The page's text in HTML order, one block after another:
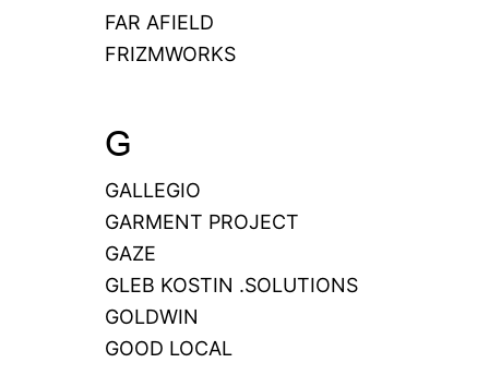
FAR AFIELD
FRIZMWORKS
G
GALLEGIO
GARMENT PROJECT
GAZE
GLEB KOSTIN .SOLUTIONS
GOLDWIN
GOOD LOCAL